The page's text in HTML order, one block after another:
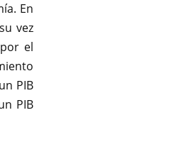
En
vez
el
PIB
PIB